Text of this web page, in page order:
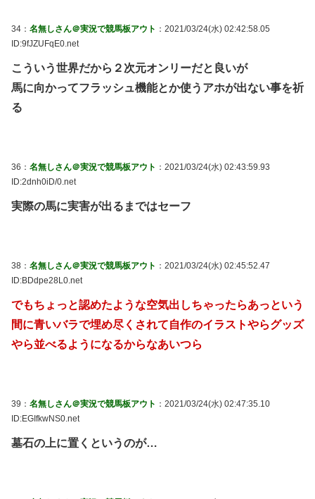
34： 名無しさん＠実況で競馬板アウト ：2021/03/24(水) 02:42:58.05
ID:9fJZUFqE0.net
こういう世界だから２次元オンリーだと良いが
馬に向かってフラッシュ機能とか使うアホが出ない事を祈
る
36： 名無しさん＠実況で競馬板アウト ：2021/03/24(水) 02:43:59.93
ID:2dnh0iD/0.net
実際の馬に実害が出るまではセーフ
38： 名無しさん＠実況で競馬板アウト ：2021/03/24(水) 02:45:52.47
ID:BDdpe28L0.net
でもちょっと認めたような空気出しちゃったらあっという
間に青いバラで埋め尽くされて自作のイラストやらグッズ
やら並べるようになるからなあいつら
39： 名無しさん＠実況で競馬板アウト ：2021/03/24(水) 02:47:35.10
ID:EGIfkwNS0.net
墓石の上に置くというのが…